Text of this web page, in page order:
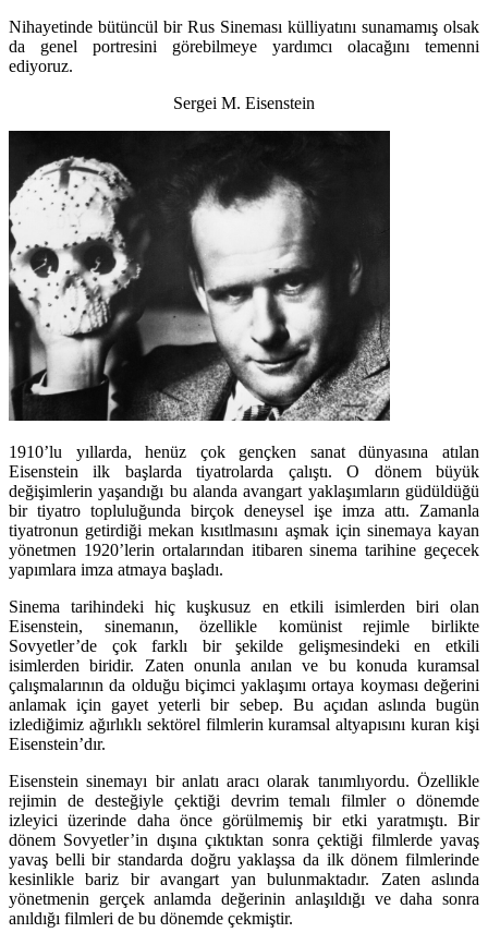
Nihayetinde bütüncül bir Rus Sineması külliyatını sunamamış olsak
da genel portresini görebilmeye yardımcı olacağını temenni
ediyoruz.
Sergei M. Eisenstein
1910’lu yıllarda, henüz çok gençken sanat dünyasına atılan
Eisenstein ilk başlarda tiyatrolarda çalıştı. O dönem büyük
değişimlerin yaşandığı bu alanda avangart yaklaşımların güdüldüğü
bir tiyatro topluluğunda birçok deneysel işe imza attı. Zamanla
tiyatronun getirdiği mekan kısıtlmasını aşmak için sinemaya kayan
yönetmen 1920’lerin ortalarından itibaren sinema tarihine geçecek
yapımlara imza atmaya başladı.
Sinema tarihindeki hiç kuşkusuz en etkili isimlerden biri olan
Eisenstein, sinemanın, özellikle komünist rejimle birlikte
Sovyetler’de çok farklı bir şekilde gelişmesindeki en etkili
isimlerden biridir. Zaten onunla anılan ve bu konuda kuramsal
çalışmalarının da olduğu biçimci yaklaşımı ortaya koyması değerini
anlamak için gayet yeterli bir sebep. Bu açıdan aslında bugün
izlediğimiz ağırlıklı sektörel filmlerin kuramsal altyapısını kuran kişi
Eisenstein’dır.
Eisenstein sinemayı bir anlatı aracı olarak tanımlıyordu. Özellikle
rejimin de desteğiyle çektiği devrim temalı filmler o dönemde
izleyici üzerinde daha önce görülmemiş bir etki yaratmıştı. Bir
dönem Sovyetler’in dışına çıktıktan sonra çektiği filmlerde yavaş
yavaş belli bir standarda doğru yaklaşsa da ilk dönem filmlerinde
kesinlikle bariz bir avangart yan bulunmaktadır. Zaten aslında
yönetmenin gerçek anlamda değerinin anlaşıldığı ve daha sonra
anıldığı filmleri de bu dönemde çekmiştir.